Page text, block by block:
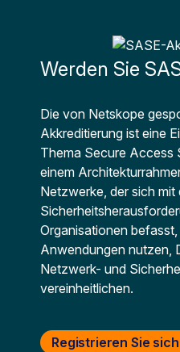
Werden Sie
Die von Netskope
Akkreditierung ist eine
Thema Secure Access
einem
Netzwerke, der sich mit
Organisationen
Anwendungen nutzen,
Netzwerk- und
vereinheitlichen.
Registrieren Sie